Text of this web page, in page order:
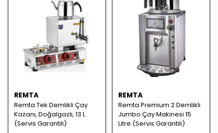
REMTA
Remta Tek Demlikli Çay
Kazanı, Doğalgazlı, 13 L
(Servis Garantili)
REMTA
Remta Premium 2 Demlikli
Jumbo Çay Makinesi 15
Litre (Servis Garantili)